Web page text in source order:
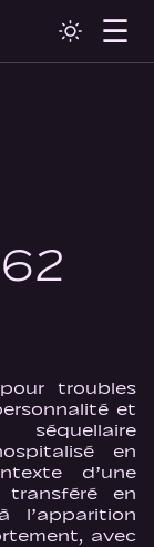
troubles
et
en
d’une
transféré en
l’apparition
avec